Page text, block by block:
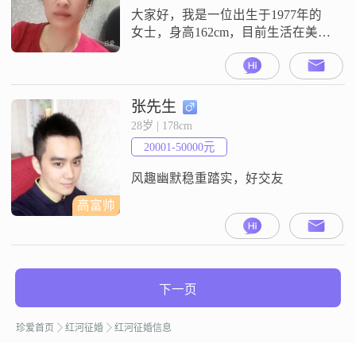
好，
大家好，我是一位出生于1977年的
女士，身高162cm，目前生活在美丽
的红河##3002##我的月收入在3001
到5000元之间，虽然不是很高，但
足够维持我简单而幸福的生活
##3002##我学历不高，只有高中及
以下，但我相信，生活中的智慧和
理解力并不完全取决于学历
##3002##我性格细腻敏感，善解人
意，总是能设身处地
高富帅
张先生
28岁 | 178cm
20001-50000元
风趣幽默稳重踏实，好交友
下一页
珍爱首页 红河征婚 红河征婚信息